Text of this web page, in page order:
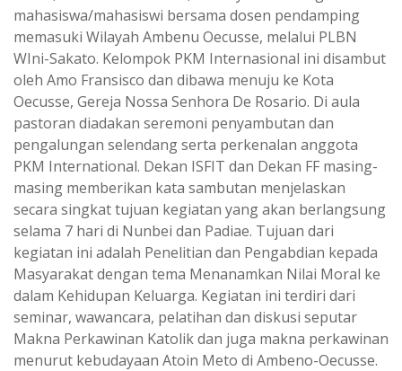
mahasiswa/mahasiswi bersama dosen pendamping
memasuki Wilayah Ambenu Oecusse, melalui PLBN
WIni-Sakato. Kelompok PKM Internasional ini disambut
oleh Amo Fransisco dan dibawa menuju ke Kota
Oecusse, Gereja Nossa Senhora De Rosario. Di aula
pastoran diadakan seremoni penyambutan dan
pengalungan selendang serta perkenalan anggota
PKM International. Dekan ISFIT dan Dekan FF masing-
masing memberikan kata sambutan menjelaskan
secara singkat tujuan kegiatan yang akan berlangsung
selama 7 hari di Nunbei dan Padiae. Tujuan dari
kegiatan ini adalah Penelitian dan Pengabdian kepada
Masyarakat dengan tema Menanamkan Nilai Moral ke
dalam Kehidupan Keluarga. Kegiatan ini terdiri dari
seminar, wawancara, pelatihan dan diskusi seputar
Makna Perkawinan Katolik dan juga makna perkawinan
menurut kebudayaan Atoin Meto di Ambeno-Oecusse.